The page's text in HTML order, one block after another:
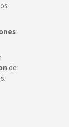
de